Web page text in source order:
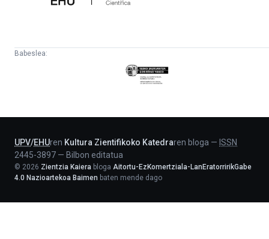
Babeslea:
Eusko
Jaurlaritza
UPV/EHUren Kultura Zientifikoko Katedraren bloga — ISSN
2445-3897 — Bilbon editatua
© 2026 Zientzia Kaiera bloga Aitortu-EzKomertziala-LanEratorririkGabe
4.0 Nazioartekoa Baimen baten mende dago